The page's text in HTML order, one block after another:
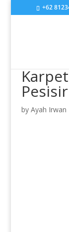
+62
by Ayah Irwan